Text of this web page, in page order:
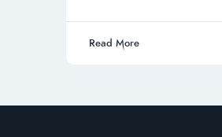
Read More